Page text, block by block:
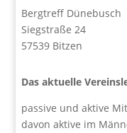
Bergtreff Dünebusch
Siegstraße 24
57539 Bitzen
Das aktuelle
passive und aktive
davon aktive im